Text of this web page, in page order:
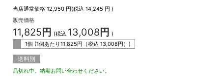
当店通常価格 12,950 円(税込14,245 円 )
販売価格
11,825 円 (税込 13,008 円 )
1個 (1個あたり11,825円（税込13,008円）)
送料別
品切れ中。納期お問い合わせください。